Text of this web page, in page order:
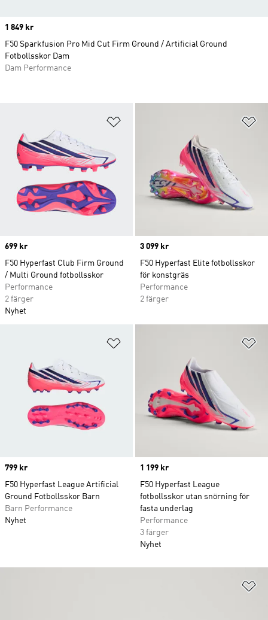
Price
699 kr
F50 Hyperfast Club Firm Ground
/ Multi Ground fotbollsskor
Performance
2 färger
Nyhet
Price
3 099 kr
F50 Hyperfast Elite fotbollsskor
för konstgräs
Performance
2 färger
Price
799 kr
F50 Hyperfast League Artificial
Ground Fotbollsskor Barn
Barn Performance
Nyhet
Price
1 199 kr
F50 Hyperfast League
fotbollsskor utan snörning för
fasta underlag
Performance
3 färger
Nyhet
Price
1 849 kr
F50 Sparkfusion Pro Mid Cut Firm Ground / Artificial Ground
Fotbollsskor Dam
Dam Performance